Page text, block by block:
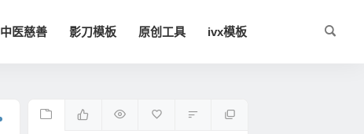
中医慈善 影刀模板 原创工具 ivx模板